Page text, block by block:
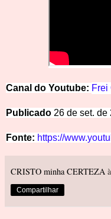
Canal do Youtube: Frei
Publicado 26 de set. de
Fonte: https://
CRISTO minha CERTEZA
Compartilhar